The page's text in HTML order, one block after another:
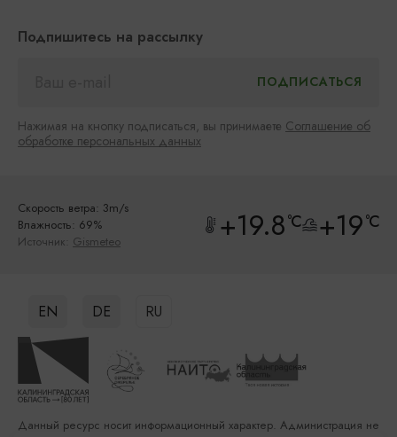
Подпишитесь на рассылку
Нажимая на кнопку подписаться, вы принимаете Соглашение об
обработке персональных данных
Скорость ветра: 3m/s
Влажность: 69%
Источник: Gismeteo +19.8°C +19°C
EN DE RU
Данный ресурс носит информационный характер. Администрация не